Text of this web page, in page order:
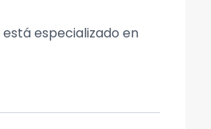
está especializado en